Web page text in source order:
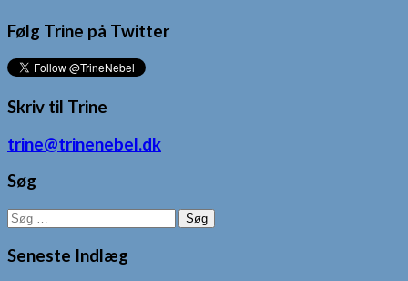
Følg Trine på Twitter
Skriv til Trine
trine@trinenebel.dk
Søg
Søg
efter:
Seneste Indlæg